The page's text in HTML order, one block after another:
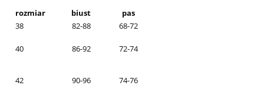
rozmiar
biust
pas
38
82-88 68-72
40 86-92 72-74
42 90-96 74-76